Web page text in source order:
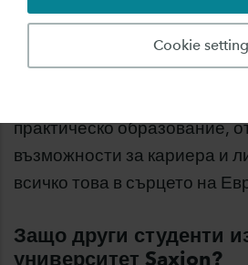
Cookie
Вие сте от България и
достъпно образование в
практическо образование,
възможности за кариера и
всичко това в сърцето на
Защо други студенти
университет Saxion?